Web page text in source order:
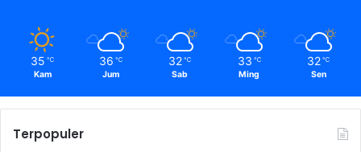
35 ℃
Kam
36 ℃
Jum
32 ℃
Sab
33 ℃
Ming
32 ℃
Sen
Terpopuler